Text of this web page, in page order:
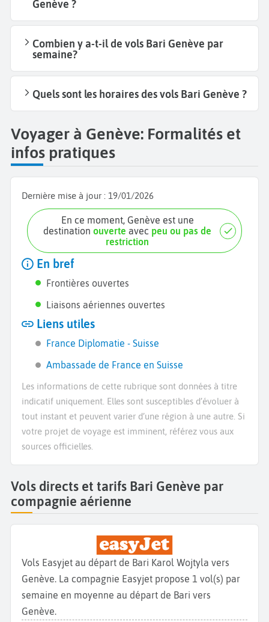
Genève ?
Combien y a-t-il de vols Bari Genève par
semaine?
Quels sont les horaires des vols Bari Genève ?
Voyager à Genève: Formalités et
infos pratiques
Dernière mise à jour : 19/01/2026
En ce moment, Genève est une
destinationouverte avec peu ou pas de
restriction
En bref
Frontières ouvertes
Liaisons aériennes ouvertes
Liens utiles
France Diplomatie - Suisse
Ambassade de France en Suisse
Les informations de cette rubrique sont données à titre
indicatif uniquement. Elles sont susceptibles d’évoluer à
tout instant et peuvent varier d’une région à une autre. Si
votre projet de voyage est imminent, référez vous aux
sources officielles.
Vols directs et tarifs Bari Genève par
compagnie aérienne
Vols Easyjet au départ de Bari Karol Wojtyla vers
Genève. La compagnie Easyjet propose 1 vol(s) par
semaine en moyenne au départ de Bari vers
Genève.